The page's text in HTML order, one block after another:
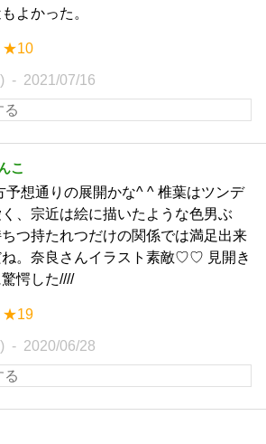
よかった。
★10
2021/07/16
こ
予想通りの展開かな^ ^ 椎葉はツンデ
、宗近は絵に描いたような色男ぶ
つ持たれつだけの関係では満足出来
ね。奈良さんイラスト素敵♡♡ 見開き
愕した////
★19
2020/06/28